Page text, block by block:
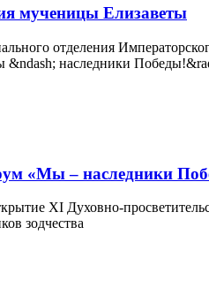
мученицы Елизаветы
отделения
«Мы – наследники
XI Духовно-